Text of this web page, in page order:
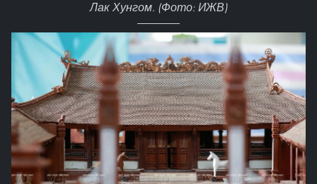
Лак Хунгом. (Фото: ИЖВ)